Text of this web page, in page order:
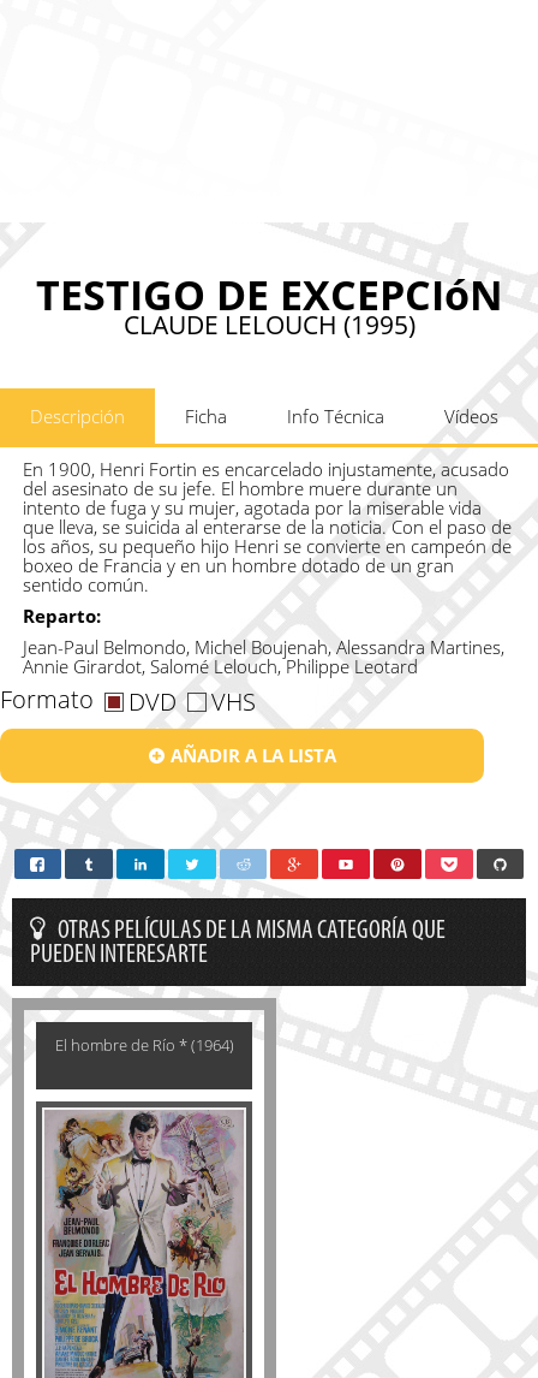
TESTIGO DE EXCEPCIóN
CLAUDE LELOUCH (1995)
Descripción Ficha Info Técnica Vídeos
En 1900, Henri Fortin es encarcelado injustamente, acusado
del asesinato de su jefe. El hombre muere durante un
intento de fuga y su mujer, agotada por la miserable vida
que lleva, se suicida al enterarse de la noticia. Con el paso de
los años, su pequeño hijo Henri se convierte en campeón de
boxeo de Francia y en un hombre dotado de un gran
sentido común.
Reparto:
Jean-Paul Belmondo, Michel Boujenah, Alessandra Martines,
Annie Girardot, Salomé Lelouch, Philippe Leotard
Formato DVD VHS
AÑADIR A LA LISTA
OTRAS PELÍCULAS DE LA MISMA CATEGORÍA QUE
PUEDEN INTERESARTE
El hombre de Río * (1964)